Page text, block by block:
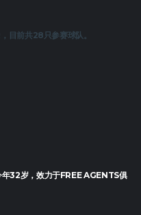
目前共28只参赛球队。
32岁，效力于FREE AGENTS俱